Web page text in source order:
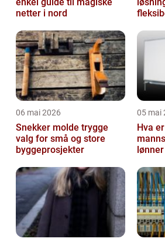
netter i nord
06 mai 2026
Snekker molde trygge
valg for små og store
byggeprosjekter
05 mai
Hva